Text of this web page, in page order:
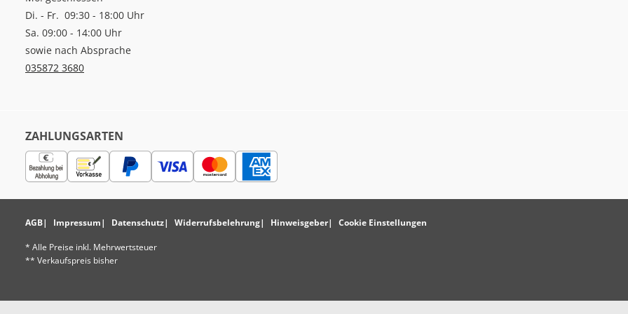
Di. - Fr. 09:30 - 18:00 Uhr
Sa. 09:00 - 14:00 Uhr
sowie nach Absprache
035872 3680
ZAHLUNGSARTEN
AGB Impressum Datenschutz Widerrufsbelehrung Hinweisgeber Cookie Einstellungen
* Alle Preise inkl. Mehrwertsteuer
** Verkaufspreis bisher